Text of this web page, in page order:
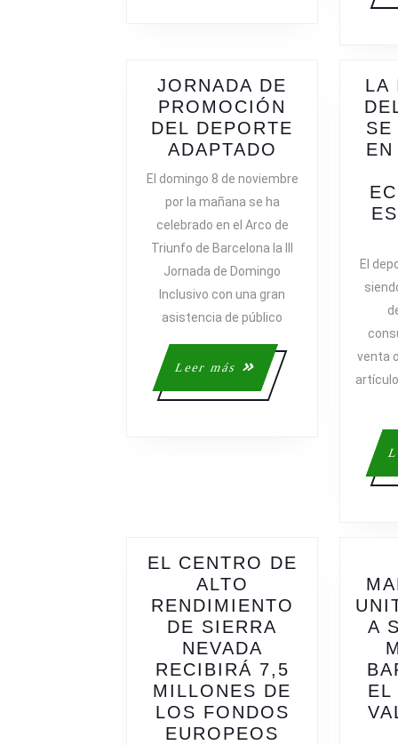
JORNADA DE
PROMOCIÓN
DEL DEPORTE
ADAPTADO JORNADA
DE
DEL
DEPORTE
ADAPTADO
El domingo 8 de noviembre
por la mañana se ha
celebrado en el Arco de
Triunfo de Barcelona la III
Jornada de Domingo
Inclusivo con una gran
asistencia de público
Leer más
Leer
más
LA
SE
El
venta
EL CENTRO DE
ALTO
RENDIMIENTO
DE SIERRA
NEVADA
RECIBIRÁ 7,5
MILLONES DE
LOS FONDOS
EUROPEOS
A
EL